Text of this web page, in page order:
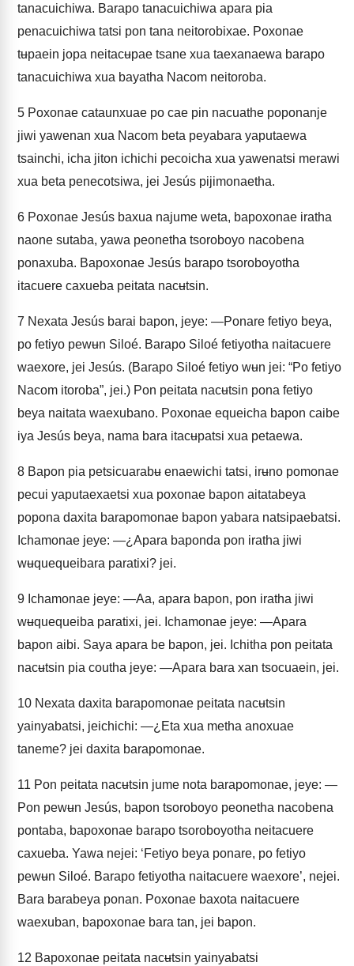
tanacuichiwa. Barapo tanacuichiwa apara pia
penacuichiwa tatsi pon tana neitorobixae. Poxonae
tʉpaein jopa neitacʉpae tsane xua taexanaewa barapo
tanacuichiwa xua bayatha Nacom neitoroba.
5 Poxonae cataunxuae po cae pin nacuathe poponanje
jiwi yawenan xua Nacom beta peyabara yaputaewa
tsainchi, icha jiton ichichi pecoicha xua yawenatsi merawi
xua beta penecotsiwa, jei Jesús pijimonaetha.
6 Poxonae Jesús baxua najume weta, bapoxonae iratha
naone sutaba, yawa peonetha tsoroboyo nacobena
ponaxuba. Bapoxonae Jesús barapo tsoroboyotha
itacuere caxueba peitata nacʉtsin.
7 Nexata Jesús barai bapon, jeye: —Ponare fetiyo beya,
po fetiyo pewʉn Siloé. Barapo Siloé fetiyotha naitacuere
waexore, jei Jesús. (Barapo Siloé fetiyo wʉn jei: “Po fetiyo
Nacom itoroba”, jei.) Pon peitata nacʉtsin pona fetiyo
beya naitata waexubano. Poxonae equeicha bapon caibe
iya Jesús beya, nama bara itacʉpatsi xua petaewa.
8 Bapon pia petsicuarabʉ enaewichi tatsi, irʉno pomonae
pecui yaputaexaetsi xua poxonae bapon aitatabeya
popona daxita barapomonae bapon yabara natsipaebatsi.
Ichamonae jeye: —¿Apara baponda pon iratha jiwi
wʉquequeibara paratixi? jei.
9 Ichamonae jeye: —Aa, apara bapon, pon iratha jiwi
wʉquequeiba paratixi, jei. Ichamonae jeye: —Apara
bapon aibi. Saya apara be bapon, jei. Ichitha pon peitata
nacʉtsin pia coutha jeye: —Apara bara xan tsocuaein, jei.
10 Nexata daxita barapomonae peitata nacʉtsin
yainyabatsi, jeichichi: —¿Eta xua metha anoxuae
taneme? jei daxita barapomonae.
11 Pon peitata nacʉtsin jume nota barapomonae, jeye: —
Pon pewʉn Jesús, bapon tsoroboyo peonetha nacobena
pontaba, bapoxonae barapo tsoroboyotha neitacuere
caxueba. Yawa nejei: ‘Fetiyo beya ponare, po fetiyo
pewʉn Siloé. Barapo fetiyotha naitacuere waexore’, nejei.
Bara barabeya ponan. Poxonae baxota naitacuere
waexuban, bapoxonae bara tan, jei bapon.
12 Bapoxonae peitata nacʉtsin yainyabatsi